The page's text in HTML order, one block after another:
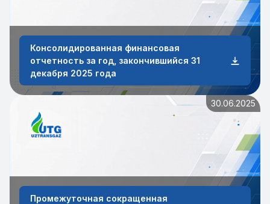
Консолидированная финансовая
отчетность за год, закончившийся 31
декабря 2025 года
30.06.2025
Промежуточная сокращенная